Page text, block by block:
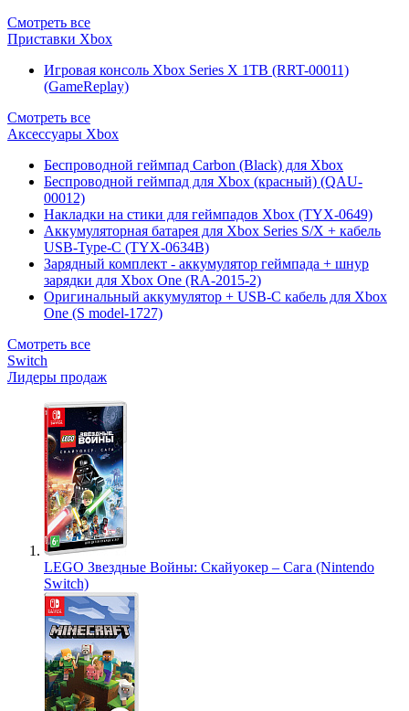
Смотреть все
Приставки Xbox
Игровая консоль Xbox Series X 1TB (RRT-00011)
(GameReplay)
Смотреть все
Аксессуары Xbox
Беспроводной геймпад Carbon (Black) для Xbox
Беспроводной геймпад для Xbox (красный) (QAU-
00012)
Накладки на стики для геймпадов Xbox (TYX-0649)
Аккумуляторная батарея для Xbox Series S/X + кабель
USB-Type-C (TYX-0634B)
Зарядный комплект - аккумулятор геймпада + шнур
зарядки для Xbox One (RA-2015-2)
Оригинальный аккумулятор + USB-C кабель для Xbox
One (S model-1727)
Смотреть все
Switch
Лидеры продаж
LEGO Звездные Войны: Скайуокер – Сага (Nintendo
Switch)